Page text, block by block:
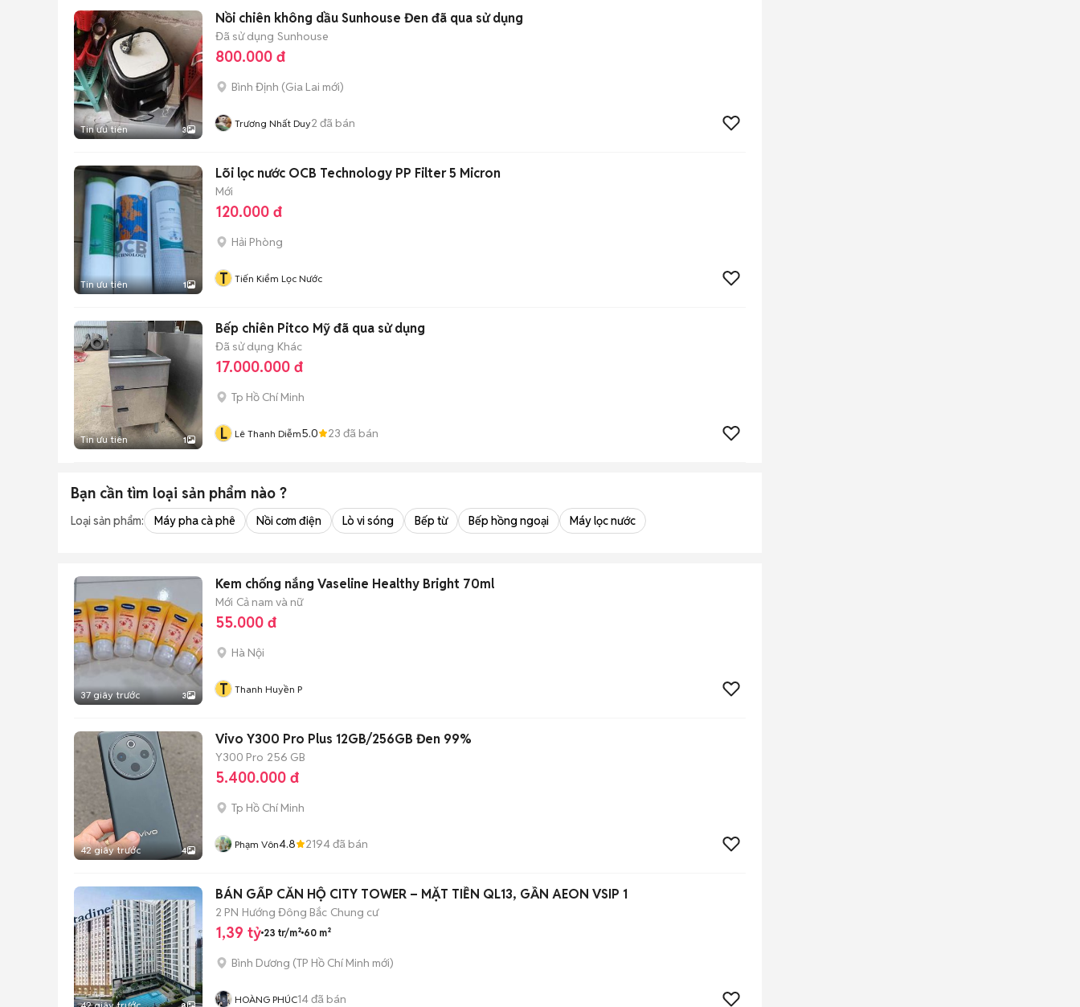
Tin ưu tiên 3
Nồi chiên không dầu Sunhouse Đen đã qua sử dụng
Đã sử dụng Sunhouse
800.000 đ
Bình Định (Gia Lai mới)
Trương Nhất Duy2 đã bán
Tin ưu tiên 1
Lõi lọc nước OCB Technology PP Filter 5 Micron
Mới
120.000 đ
Hải Phòng
T Tiến Kiểm Lọc Nước
Tin ưu tiên 1
Bếp chiên Pitco Mỹ đã qua sử dụng
Đã sử dụng Khác
17.000.000 đ
Tp Hồ Chí Minh
L Lê Thanh Diễm5.0 23 đã bán
Bạn cần tìm loại sản phẩm nào ?
Loại sản phẩm: Máy pha cà phê Nồi cơm điện Lò vi sóng Bếp từ Bếp hồng ngoại Máy lọc nước
37 giây trước 3
Kem chống nắng Vaseline Healthy Bright 70ml
Mới Cả nam và nữ
55.000 đ
Hà Nội
T Thanh Huyền P
42 giây trước 4
Vivo Y300 Pro Plus 12GB/256GB Đen 99%
Y300 Pro 256 GB
5.400.000 đ
Tp Hồ Chí Minh
Phạm Vôn4.8 2194đã bán
BÁN GẤP CĂN HỘ CITY TOWER – MẶT TIỀN QL13, GẦN AEON VSIP 1
2 PN Hướng Đông Bắc Chung cư
1,39 tỷ 23 tr/m² 60 m²
Bình Dương (TP Hồ Chí Minh mới)
HOÀNG PHÚC14đã bán